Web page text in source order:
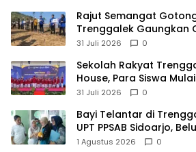
​Rajut Semangat
Trenggalek Gaungkan
di Pantai Konang
31 Juli 2026 0
Sekolah Rakyat
House, Para Siswa
Baru
31 Juli 2026 0
Bayi Telantar di
UPT PPSAB Sidoarjo,
Diadopsi
1 Agustus 2026 0